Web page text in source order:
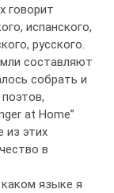
говорит
испанского,
русского.
составляют
собрать и
at Home”
из этих
в
языке я